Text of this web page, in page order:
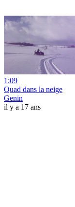
1:09
Quad dans la neige
Genin
il y a 17 ans